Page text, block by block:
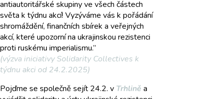
antiautoritářské skupiny ve všech částech
světa k týdnu akcí! Vyzýváme vás k pořádání
shromáždění, finančních sbírek a veřejných
akcí, které upozorní na ukrajinskou rezistenci
proti ruskému imperialismu.”
(výzva iniciativy Solidarity Collectives k
týdnu akci od 24.2.2025)
Pojďme se společně sejít 24.2. v Trhlině a